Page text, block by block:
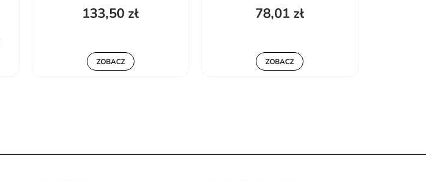
133,50 zł
ZOBACZ
78,01 zł
ZOBACZ